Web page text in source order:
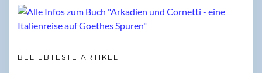
BELIEBTESTE ARTIKEL